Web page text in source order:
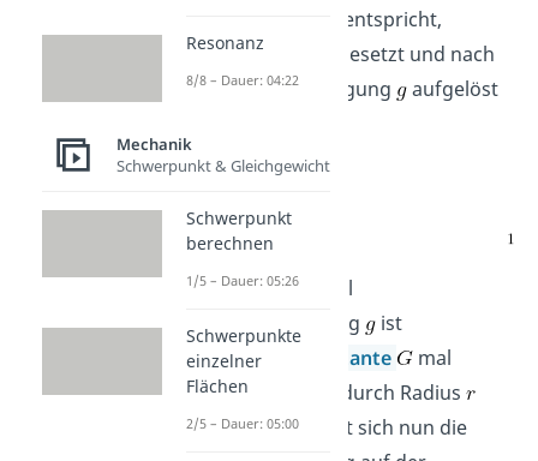
entspricht,
können sie gleichgesetzt und nach
der Fallbeschleunigung
aufgelöst
Mithilfe der Formel
‚Fallbeschleunigung
ist
Gravitationskonstante
mal
Masse
geteilt durch Radius
zum Quadrat‘ lässt sich nun die
Resonanz
8/8 – Dauer: 04:22
Mechanik
Schwerpunkt & Gleichgewicht
Schwerpunkt
berechnen
1/5 – Dauer: 05:26
Schwerpunkte
einzelner
Flächen
2/5 – Dauer: 05:00